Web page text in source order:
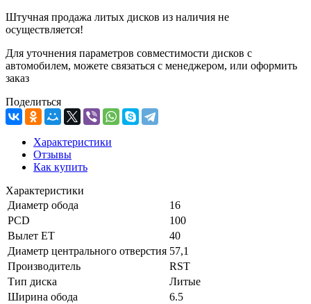
Штучная продажа литых дисков из наличия не
осуществляется!
Для уточнения параметров совместимости дисков с
автомобилем, можете связаться с менеджером, или оформить
заказ
Поделиться
Характеристики
Отзывы
Как купить
Характеристики
Диаметр обода
16
PCD
100
Вылет ET
40
Диаметр центрального отверстия 57,1
Производитель
RST
Тип диска
Литые
Ширина обода
6.5